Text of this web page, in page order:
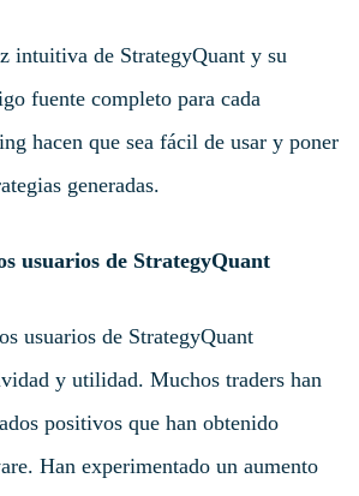
intuitiva de StrategyQuant y su
fuente completo para cada
hacen que sea fácil de usar y poner
generadas.
usuarios de StrategyQuant
usuarios de StrategyQuant
y utilidad. Muchos traders han
positivos que han obtenido
Han experimentado un aumento